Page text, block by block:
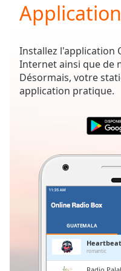
Current
Time0:00
Duration-:-
Loaded:
0.00%
Stream
Remaining
Installez l'application
Internet ainsi que de
Désormais, votre
application pratique.
GUATEMALA
romantic
Radio